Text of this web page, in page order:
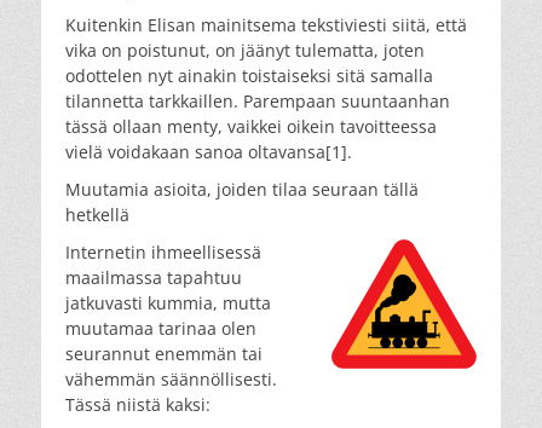
Kuitenkin Elisan mainitsema tekstiviesti siitä, että
vika on poistunut, on jäänyt tulematta, joten
odottelen nyt ainakin toistaiseksi sitä samalla
tilannetta tarkkaillen. Parempaan suuntaanhan
tässä ollaan menty, vaikkei oikein tavoitteessa
vielä voidakaan sanoa oltavansa[1].
Muutamia asioita, joiden tilaa seuraan tällä
hetkellä
Internetin ihmeellisessä
maailmassa tapahtuu
jatkuvasti kummia, mutta
muutamaa tarinaa olen
seurannut enemmän tai
vähemmän säännöllisesti.
Tässä niistä kaksi: